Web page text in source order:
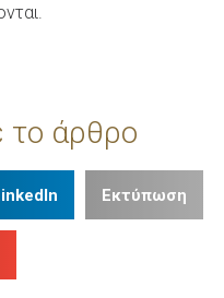
το άρθρο
Εκτύπωση